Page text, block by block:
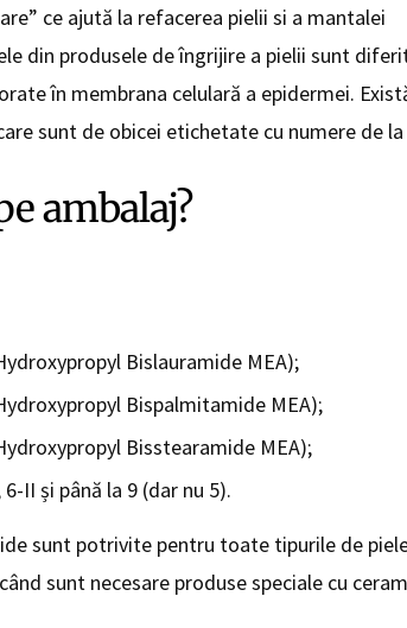
ce ajută la refacerea pielii si a mantalei
din produsele de îngrijire a pielii sunt
în membrana celulară a epidermei.
sunt de obicei etichetate cu numere de la
ambalaj?
Bislauramide MEA);
Bispalmitamide MEA);
Bisstearamide MEA);
II și până la 9 (dar nu 5).
sunt potrivite pentru toate tipurile de
sunt necesare produse speciale cu